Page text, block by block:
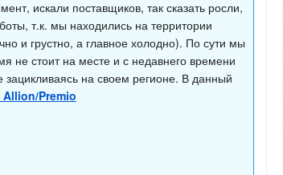
искали поставщиков, так сказать росли,
т.к. мы находились на территории
и грустно, а главное холодно). По сути мы
не стоит на месте и с недавнего времени
на своем регионе. В данный
Premio